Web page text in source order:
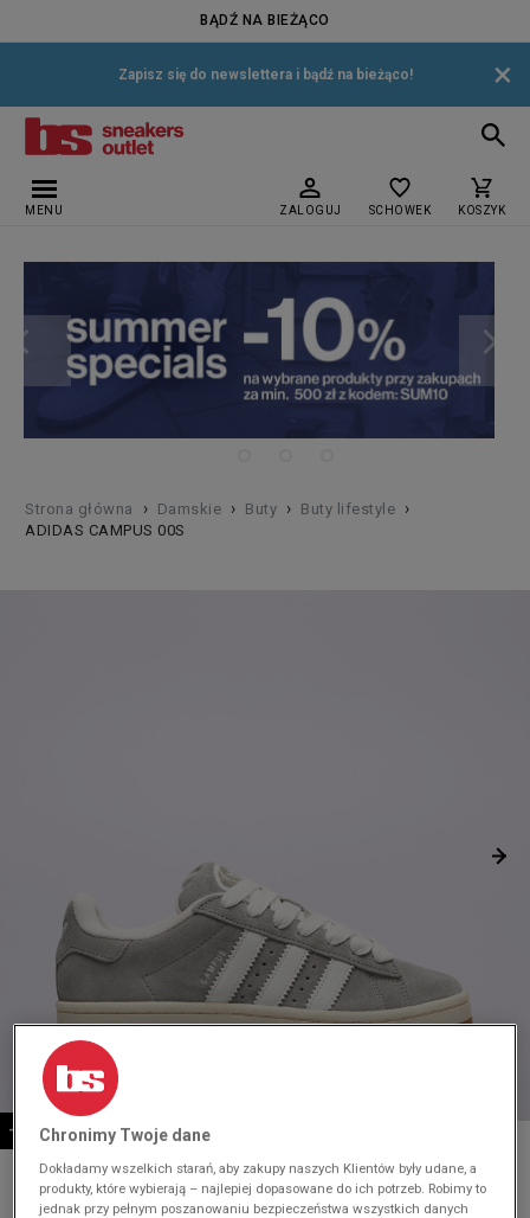
BĄDŹ NA BIEŻĄCO
Zapisz się do newslettera i bądź na bieżąco! ×
MENU ZALOGUJ SCHOWEK KOSZYK
Strona główna › Damskie › Buty › Buty lifestyle ›
ADIDAS CAMPUS 00S
-10% ZA MIN. 500 ZŁ KOD: SUM10
* Zdjęcie poglądowe
ADIDAS CAMPUS 00S
Chronimy Twoje dane
Dokładamy wszelkich starań, aby zakupy naszych Klientów były udane, a
produkty, które wybierają – najlepiej dopasowane do ich potrzeb. Robimy to
jednak przy pełnym poszanowaniu bezpieczeństwa wszystkich danych